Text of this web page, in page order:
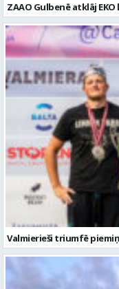
ZAAO Gulbenē atklāj
Valmierieši triumfē